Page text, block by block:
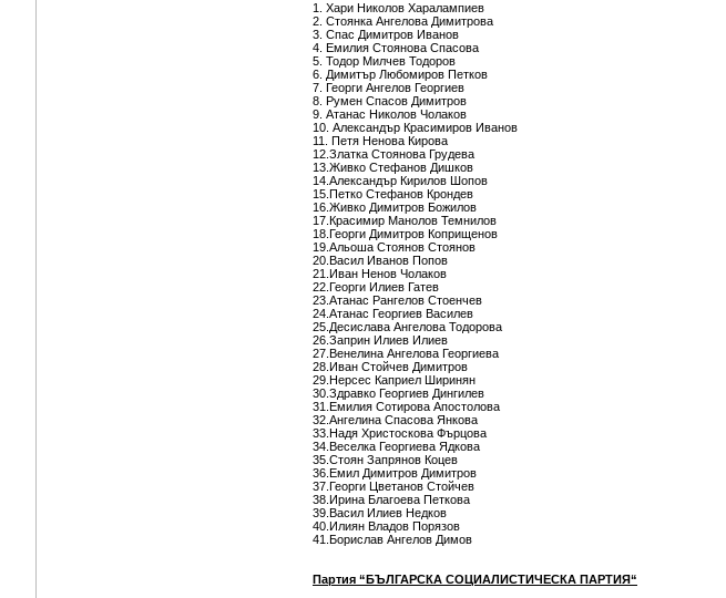
1. Хари Николов Харалампиев
2. Стоянка Ангелова Димитрова
3. Спас Димитров Иванов
4. Емилия Стоянова Спасова
5. Тодор Милчев Тодоров
6. Димитър Любомиров Петков
7. Георги Ангелов Георгиев
8. Румен Спасов Димитров
9. Атанас Николов Чолаков
10. Александър Красимиров Иванов
11. Петя Ненова Кирова
12.Златка Стоянова Грудева
13.Живко Стефанов Дишков
14.Александър Кирилов Шопов
15.Петко Стефанов Крондев
16.Живко Димитров Божилов
17.Красимир Манолов Темнилов
18.Георги Димитров Коприщенов
19.Альоша Стоянов Стоянов
20.Васил Иванов Попов
21.Иван Ненов Чолаков
22.Георги Илиев Гатев
23.Атанас Рангелов Стоенчев
24.Атанас Георгиев Василев
25.Десислава Ангелова Тодорова
26.Заприн Илиев Илиев
27.Венелина Ангелова Георгиева
28.Иван Стойчев Димитров
29.Нерсес Каприел Ширинян
30.Здравко Георгиев Дингилев
31.Емилия Сотирова Апостолова
32.Ангелина Спасова Янкова
33.Надя Христоскова Фърцова
34.Веселка Георгиева Ядкова
35.Стоян Запрянов Коцев
36.Емил Димитров Димитров
37.Георги Цветанов Стойчев
38.Ирина Благоева Петкова
39.Васил Илиев Недков
40.Илиян Владов Порязов
41.Борислав Ангелов Димов
Партия “БЪЛГАРСКА СОЦИАЛИСТИЧЕСКА ПАРТИЯ“